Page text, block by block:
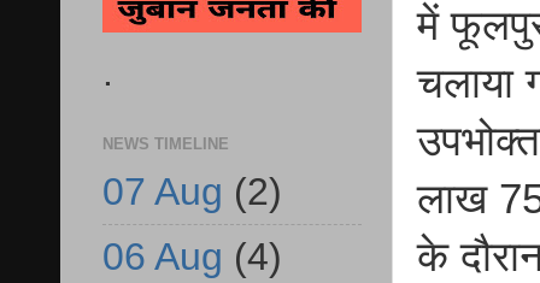
में
चलाया
लाख
के
.
NEWS TIMELINE
07 Aug (2)
06 Aug (4)